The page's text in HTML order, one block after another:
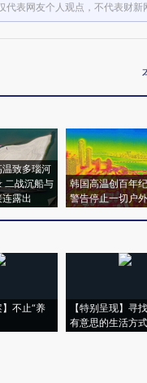
代表网友个人观点，不代表财新
致多瑙河
二战沉船与
露出
韩国高温创百年
警告停止一切户
】不止“养
【特别呈现】寻
有意思的生活方